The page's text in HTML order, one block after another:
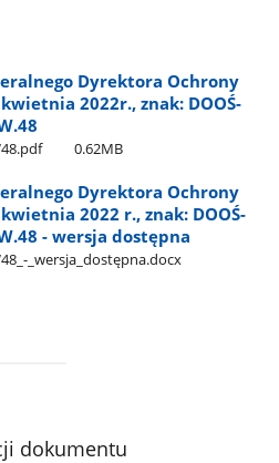
Dyrektora Ochrony
2022r., znak: DOOŚ-
0.62MB
Dyrektora Ochrony
2022 r., znak: DOOŚ-
- wersja dostępna
​_wersja​_dostępna.docx
dokumentu